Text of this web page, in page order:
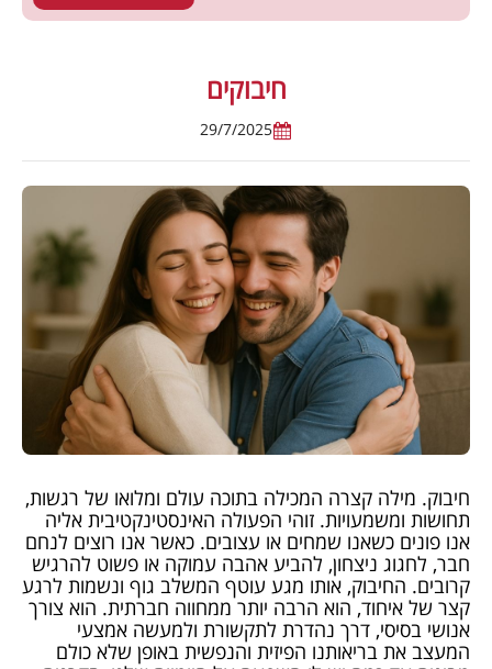
חיבוקים
29/7/2025
חיבוק. מילה קצרה המכילה בתוכה עולם ומלואו של רגשות,
תחושות ומשמעויות. זוהי הפעולה האינסטינקטיבית אליה
אנו פונים כשאנו שמחים או עצובים. כאשר אנו רוצים לנחם
חבר, לחגוג ניצחון, להביע אהבה עמוקה או פשוט להרגיש
קרובים. החיבוק, אותו מגע עוטף המשלב גוף ונשמות לרגע
קצר של איחוד, הוא הרבה יותר ממחווה חברתית. הוא צורך
אנושי בסיסי, דרך נהדרת לתקשורת ולמעשה אמצעי
המעצב את בריאותנו הפיזית והנפשית באופן שלא כולם